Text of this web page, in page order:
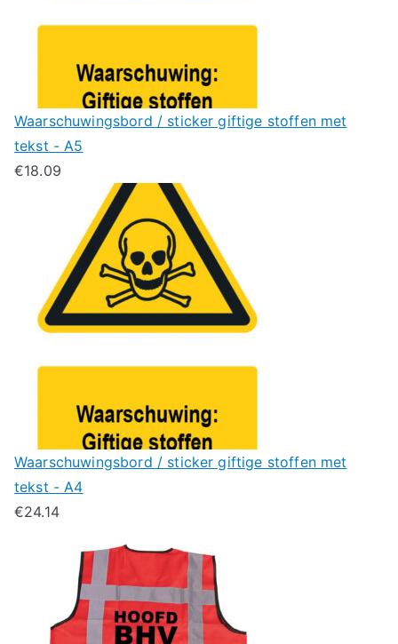
Waarschuwingsbord / sticker giftige stoffen met
tekst - A5
€18.09
Waarschuwingsbord / sticker giftige stoffen met
tekst - A4
€24.14